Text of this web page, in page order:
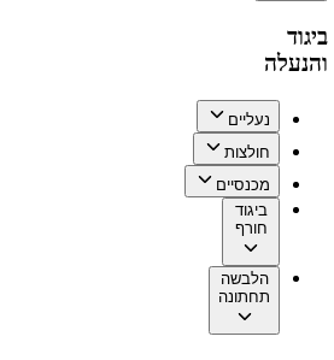
ביגוד
והנעלה
נעליים
חולצות
מכנסיים
ביגוד
חורף
הלבשה
תחתונה